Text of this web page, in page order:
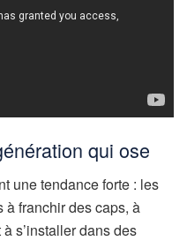
qui ose
une tendance forte : les
à franchir des caps, à
s’installer dans des